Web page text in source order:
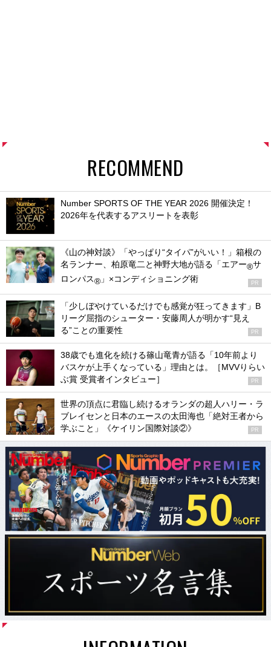
RECOMMEND
Number SPORTS OF THE YEAR 2026 開催決定！
2026年を代表するアスリートを表彰
《山の神対談》「やっぱり“タイパ”がいい！」箱根の
名ランナー、柏原竜二と神野大地が語る「エアー®サ
ロンパス® 」×コンディショニング術 PR
「少しぼやけているだけでも感覚が狂ってきます」B
リーグ屈指のシューター・安藤周人が明かす“見え
る”ことの重要性
PR
38歳でも進化を続ける篠山竜青が語る「10年前より
バスケが上手くなっている」理由とは。［MVVりらい
ぶ賞 受賞者インタビュー］
PR
世界の頂点に君臨し続けるオランダの超人ハリー・ラ
ブレイセンと日本のエースの太田海也「絶対王者から
学ぶこと」《ケイリン国際対談②》
PR